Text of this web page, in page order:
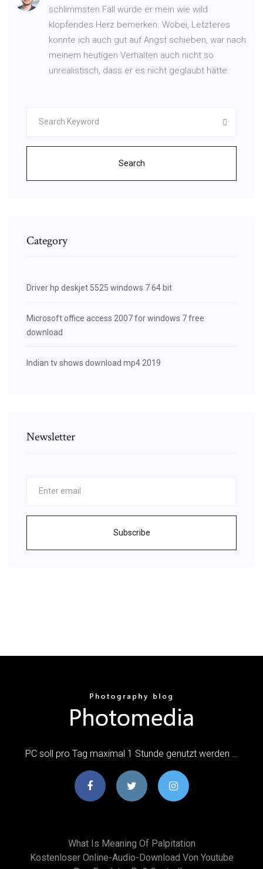
schlimmsten Fall würde er mein wie wild
klopfendes Herz bemerken. Wobei, Letzteres
konnte ich auch gut auf Angst schieben, war nach
meinem heutigen Verhalten auch nicht so
unrealistisch, dass er es nicht geglaubt hätte.
Search
Category
Driver hp deskjet 5525 windows 7 64 bit
Microsoft office access 2007 for windows 7 free
download
Indian tv shows download mp4 2019
Newsletter
Subscribe
PC soll pro Tag maximal 1 Stunde genutzt werden …
What Is Meaning Of Palpitation
Kostenloser Online-Audio-Download Von Youtube